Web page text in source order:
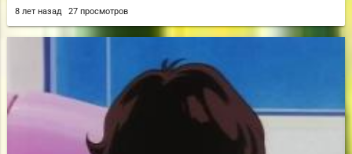
8 лет назад 27 просмотров